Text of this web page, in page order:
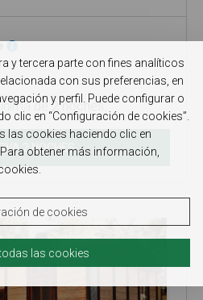
personas (adultos y/o niños).
el bungalow.
de 2 noches.
2 NOCHES
y tercera parte con fines analíticos
con sus preferencias, en
y perfil. Puede configurar o
clic en “Configuración de cookies”.
las cookies haciendo clic en
obtener más información,
de cookies
las cookies